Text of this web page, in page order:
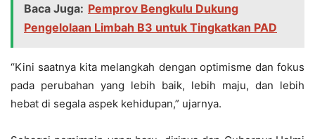
Baca Juga: Pemprov Bengkulu Dukung
Pengelolaan Limbah B3 untuk Tingkatkan PAD
“Kini saatnya kita melangkah dengan optimisme dan fokus
pada perubahan yang lebih baik, lebih maju, dan lebih
hebat di segala aspek kehidupan,” ujarnya.